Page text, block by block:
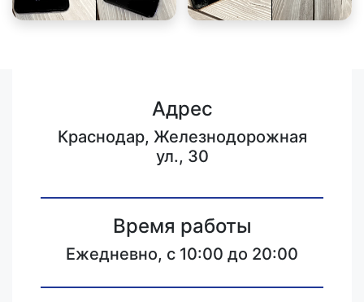
Адрес
Краснодар, Железнодорожная
ул., 30
Время работы
Ежедневно, с 10:00 до 20:00